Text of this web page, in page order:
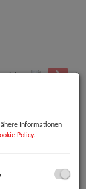
in der
Informationen
Policy.